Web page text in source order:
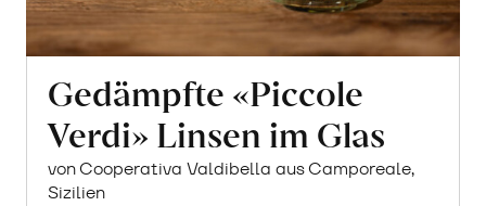
Gedämpfte «Piccole
Verdi» Linsen im Glas
von Cooperativa Valdibella aus Camporeale,
Sizilien